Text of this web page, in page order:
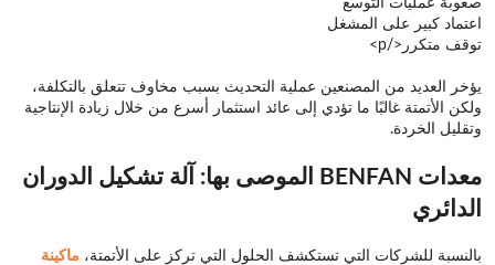
صعوبة عمليات التوسع
اعتماد كبير على المشغل
توقف متكرر</p>
يؤخر العديد من المصنعين عملية التحديث بسبب مخاوف تتعلق بالتكلفة،
ولكن الأتمتة غالبًا ما تؤدي إلى عائد استثمار أسرع من خلال زيادة الإنتاجية
وتقليل الخردة.
معدات BENFAN الموصى بها: آلة تشكيل الدوران
الدائري
بالنسبة للشركات التي تستكشف الحلول التي تركز على الأتمتة، ماكينة